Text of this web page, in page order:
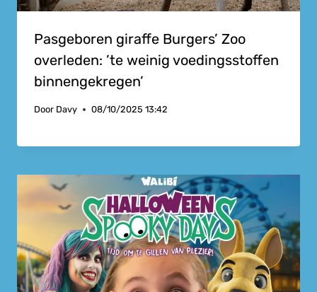
Pasgeboren giraffe Burgers’ Zoo
overleden: ’te weinig voedingsstoffen
binnengekregen’
Door Davy 08/10/2025 13:42